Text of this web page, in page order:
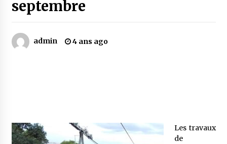
4 ans ago
5 ans ago
septembre
admin 4 ans ago
Les travaux
de